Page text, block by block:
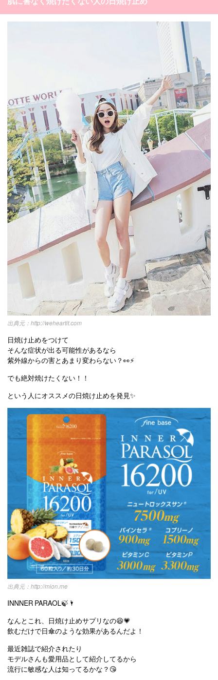
http://weheartit.com
日焼け止めをつけて
そんな症状が出る可能性があるなら
紫外線からの害とあまり変わらない？👀⚡️
でも絶対焼けたくない！！
という人にオススメの日焼け止めを発見✨
http://mion.me
INNNER PARAOL🍃🌂
なんとこれ、日焼け止めサプリなの😆💗
飲むだけで日傘のような効果があるんだよ！
最近雑誌で紹介されたり
モデルさんも愛用品として紹介してるから
流行に敏感な人は知ってるかな？😘